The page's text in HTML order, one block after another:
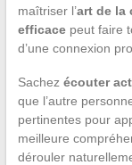
maîtriser l’art de la
efficacepeut faire
d’une connexion
Sachez écouter
que l’autre
pertinentes pour
meilleure
dérouler